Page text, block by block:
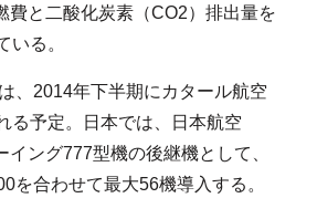
費と二酸化炭素（CO2）排出量を
いる。
、2014年下半期にカタール航空
る予定。日本では、日本航空
イング777型機の後継機として、
を合わせて最大56機導入する。